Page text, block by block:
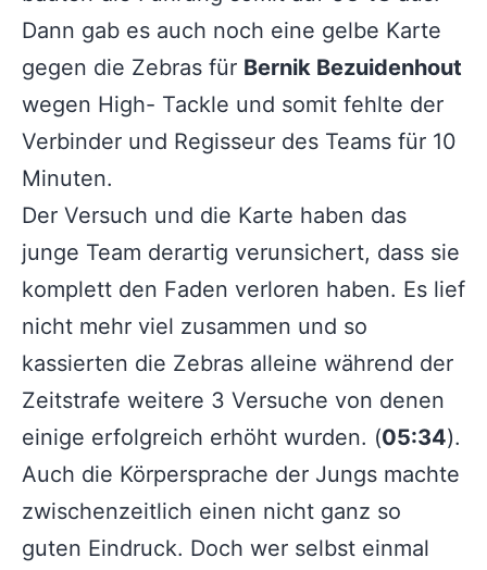
Dann gab es auch noch eine gelbe Karte
gegen die Zebras für Bernik Bezuidenhout
wegen High- Tackle und somit fehlte der
Verbinder und Regisseur des Teams für 10
Minuten.
Der Versuch und die Karte haben das
junge Team derartig verunsichert, dass sie
komplett den Faden verloren haben. Es lief
nicht mehr viel zusammen und so
kassierten die Zebras alleine während der
Zeitstrafe weitere 3 Versuche von denen
einige erfolgreich erhöht wurden. (05:34).
Auch die Körpersprache der Jungs machte
zwischenzeitlich einen nicht ganz so
guten Eindruck. Doch wer selbst einmal